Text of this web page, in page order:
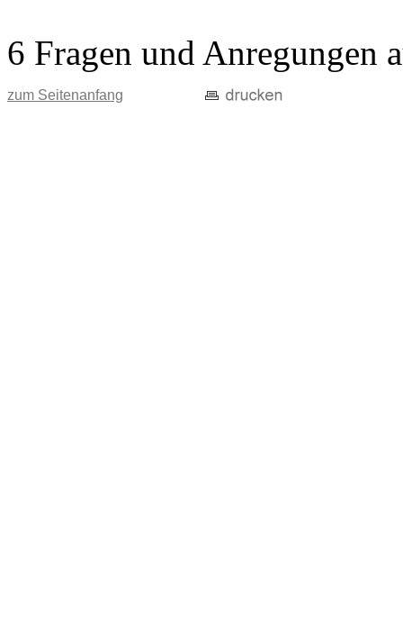
6 Fragen und Anregungen
zum Seitenanfang